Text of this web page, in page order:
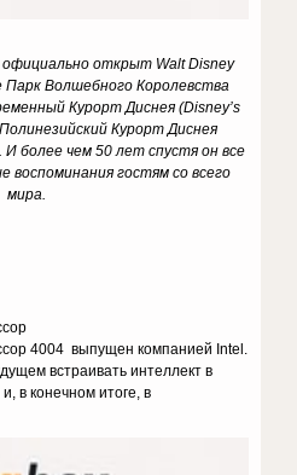
открыт Walt Disney
Парк Волшебного Королевства
Курорт Диснея (Disney’s
Курорт Диснея
И более чем 50 лет спустя он все
гостям со всего
мира.
4004 выпущен компанией Intel.
встраивать интеллект в
в конечном итоге, в